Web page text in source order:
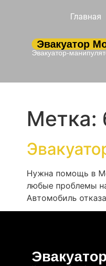
Главная
Эвакуатор
Эвакуатор-
Метка:
Нужна помощь в
любые проблемы
Автомобиль